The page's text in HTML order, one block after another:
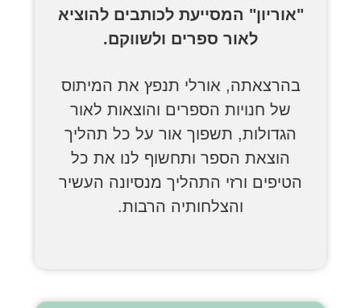
"אוריון" המסייעת לכותבים להוציא
לאור ספרים ולשווקם.
בהרצאתה, אורלי תנפץ את המיתוס
של חנויות הספרים והוצאות לאור
הגדולות, תשפוך אור על כל תהליך
הוצאת הספר ותחשוף לנו את כל
הטיפים ורזי התהליך מנסיונה העשיר
והצלחותיה הרבות.